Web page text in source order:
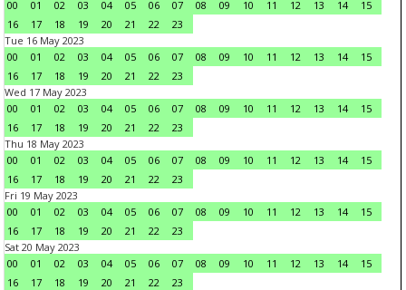
00 01 02 03 04 05 06 07 08 09 10 11 12 13 14
15
16
17 18 19 20 21 22
23
Tue 16 May 2023
00
01 02 03 04 05 06 07 08 09 10 11 12 13 14
15
16
17 18 19 20 21 22
23
Wed 17 May 2023
00
01 02 03 04 05 06 07 08 09 10 11 12 13 14
15
16
17 18 19 20 21 22
23
Thu 18 May 2023
00
01 02 03 04 05 06 07 08 09 10 11 12 13 14
15
16
17 18 19 20 21 22
23
Fri 19 May 2023
00
01 02 03 04 05 06 07 08 09 10 11 12 13 14
15
16
17 18 19 20 21 22
23
Sat 20 May 2023
00
01 02 03 04 05 06 07 08 09 10 11 12 13 14
15
16
17 18 19 20 21 22
23